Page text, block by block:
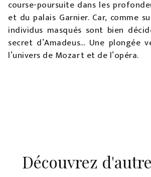
course-poursuite dans les
et du palais Garnier. Car, comme
individus masqués sont bien
secret d’Amadeus… Une plongée
l’univers de Mozart et de l’opéra.
Découvrez